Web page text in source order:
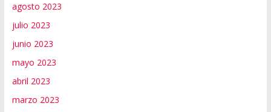
agosto 2023
julio 2023
junio 2023
mayo 2023
abril 2023
marzo 2023